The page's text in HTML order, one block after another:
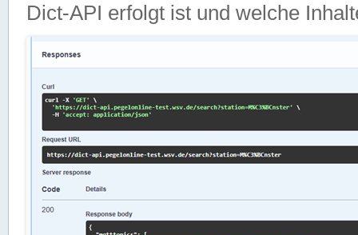
Dict-API erfolgt ist und welche